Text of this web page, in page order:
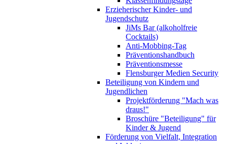
Erzieherischer Kinder- und
Jugendschutz
JiMs Bar (alkoholfreie
Cocktails)
Anti-Mobbing-Tag
Präventionshandbuch
Präventionsmesse
Flensburger Medien Security
Beteiligung von Kindern und
Jugendlichen
Projektförderung "Mach was
draus!"
Broschüre "Beteiligung" für
Kinder & Jugend
Förderung von Vielfalt, Integration